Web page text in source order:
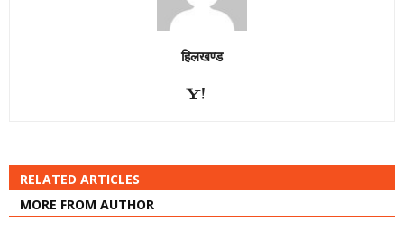
हिलखण्ड
RELATED ARTICLES
MORE FROM AUTHOR